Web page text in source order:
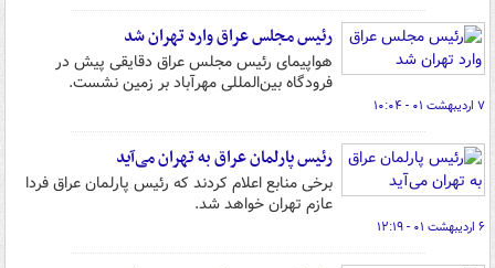
رئیس مجلس عراق وارد تهران شد
هواپیمای رئیس مجلس عراق دقایقی پیش در
فرودگاه بین‌المللی مهرآباد بر زمین نشست.
۷ اردیبهشت ۰۱ - ۱۰:۰۴
رئیس پارلمان عراق به تهران می‌آید
برخی منابع اعلام کردند که رئیس پارلمان عراق فردا
عازم تهران خواهد شد.
۶ اردیبهشت ۰۱ - ۱۲:۱۹